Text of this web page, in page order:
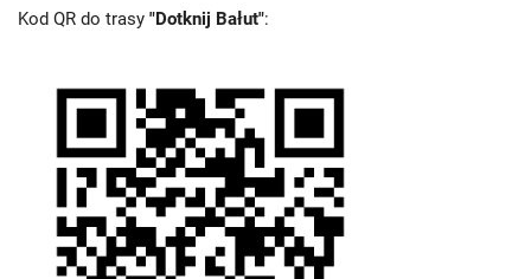
Kod QR do trasy "Dotknij Bałut":